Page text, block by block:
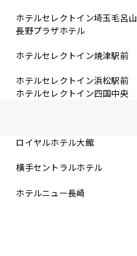
ホテルセレクトイン埼玉毛呂山
長野プラザホテル
ホテルセレクトイン焼津駅前
ホテルセレクトイン浜松駅前
ホテルセレクトイン四国中央
ロイヤルホテル大館
横手セントラルホテル
ホテルニュー長崎